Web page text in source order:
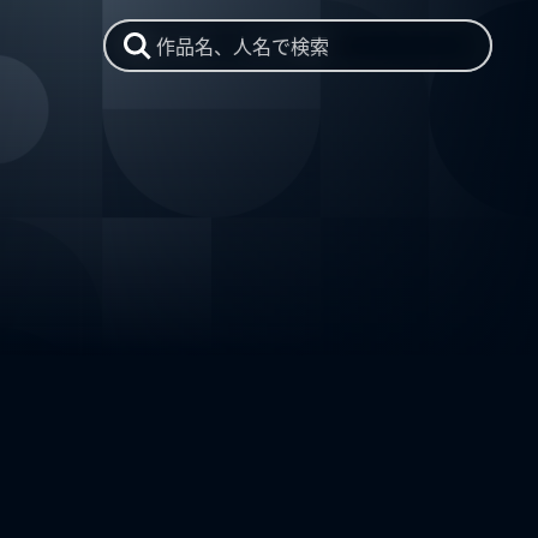
作品名、人名で検索